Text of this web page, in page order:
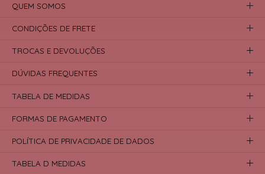
QUEM SOMOS
CONDIÇÕES DE FRETE
TROCAS E DEVOLUÇÕES
DÚVIDAS FREQUENTES
TABELA DE MEDIDAS
FORMAS DE PAGAMENTO
POLÍTICA DE PRIVACIDADE DE DADOS
TABELA D MEDIDAS